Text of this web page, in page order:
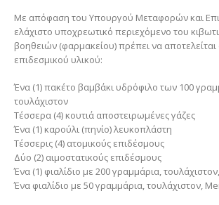
Με απόφαση του Υπουργού Μεταφορών και
ελάχιστο υποχρεωτικό περιεχόμενο του
βοηθειών (φαρμακείου) πρέπει να αποτελείται
επιδεσμικού υλικού:
Ένα (1) πακέτο βαμβάκι υδρόφιλο των 100
τουλάχιστον
Τέσσερα (4) κουτιά αποστειρωμένες γάζες
Ένα (1) καρούλι (πηνίο) λευκοπλάστη
Τέσσερις (4) ατομικούς επιδέσμους
Δύο (2) αιμοστατικούς επιδέσμους
Ένα (1) φιαλίδιο με 200 γραμμάρια,
Ένα φιαλίδιο με 50 γραμμάρια, τουλάχιστον,